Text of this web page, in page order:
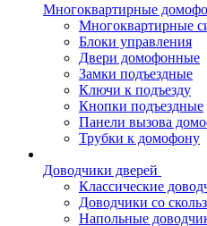
Многоквартирные
Многоквартирные
Блоки управления
Двери домофонные
Замки подъездные
Ключи к подъезду
Кнопки подъездные
Панели вызова
Трубки к домофону
Доводчики дверей
Классические
Доводчики со
Напольные